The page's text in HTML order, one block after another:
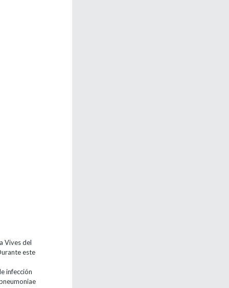
Vives del
este
infección